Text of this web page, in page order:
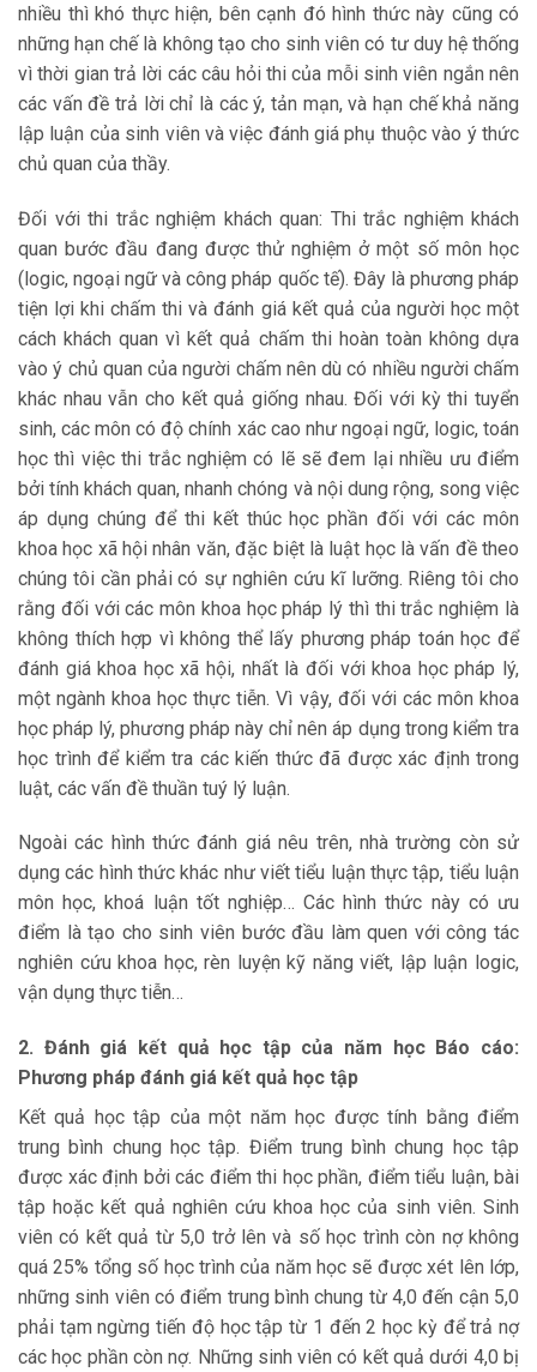
nhiều thì khó thực hiện, bên cạnh đó hình thức này cũng có
những hạn chế là không tạo cho sinh viên có tư duy hệ thống
vì thời gian trả lời các câu hỏi thi của mỗi sinh viên ngắn nên
các vấn đề trả lời chỉ là các ý, tản mạn, và hạn chế khả năng
lập luận của sinh viên và việc đánh giá phụ thuộc vào ý thức
chủ quan của thầy.
Đối với thi trắc nghiệm khách quan: Thi trắc nghiệm khách
quan bước đầu đang được thử nghiệm ở một số môn học
(logic, ngoại ngữ và công pháp quốc tế). Đây là phương pháp
tiện lợi khi chấm thi và đánh giá kết quả của người học một
cách khách quan vì kết quả chấm thi hoàn toàn không dựa
vào ý chủ quan của người chấm nên dù có nhiều người chấm
khác nhau vẫn cho kết quả giống nhau. Đối với kỳ thi tuyển
sinh, các môn có độ chính xác cao như ngoại ngữ, logic, toán
học thì việc thi trắc nghiệm có lẽ sẽ đem lại nhiều ưu điểm
bởi tính khách quan, nhanh chóng và nội dung rộng, song việc
áp dụng chúng để thi kết thúc học phần đối với các môn
khoa học xã hội nhân văn, đặc biệt là luật học là vấn đề theo
chúng tôi cần phải có sự nghiên cứu kĩ lưỡng. Riêng tôi cho
rằng đối với các môn khoa học pháp lý thì thi trắc nghiệm là
không thích hợp vì không thể lấy phương pháp toán học để
đánh giá khoa học xã hội, nhất là đối với khoa học pháp lý,
một ngành khoa học thực tiễn. Vì vậy, đối với các môn khoa
học pháp lý, phương pháp này chỉ nên áp dụng trong kiểm tra
học trình để kiểm tra các kiến thức đã được xác định trong
luật, các vấn đề thuần tuý lý luận.
Ngoài các hình thức đánh giá nêu trên, nhà trường còn sử
dụng các hình thức khác như viết tiểu luận thực tập, tiểu luận
môn học, khoá luận tốt nghiệp… Các hình thức này có ưu
điểm là tạo cho sinh viên bước đầu làm quen với công tác
nghiên cứu khoa học, rèn luyện kỹ năng viết, lập luận logic,
vận dụng thực tiễn…
2. Đánh giá kết quả học tập của năm học Báo cáo:
Phương pháp đánh giá kết quả học tập
Kết quả học tập của một năm học được tính bằng điểm
trung bình chung học tập. Điểm trung bình chung học tập
được xác định bởi các điểm thi học phần, điểm tiểu luận, bài
tập hoặc kết quả nghiên cứu khoa học của sinh viên. Sinh
viên có kết quả từ 5,0 trở lên và số học trình còn nợ không
quá 25% tổng số học trình của năm học sẽ được xét lên lớp,
những sinh viên có điểm trung bình chung từ 4,0 đến cận 5,0
phải tạm ngừng tiến độ học tập từ 1 đến 2 học kỳ để trả nợ
các học phần còn nợ. Những sinh viên có kết quả dưới 4,0 bị